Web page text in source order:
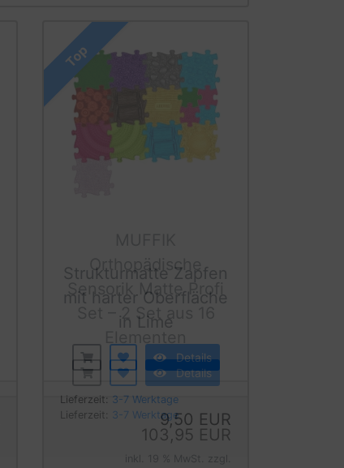
Strukturmatte Zapfen
mit harter Oberfläche
in Lime
Details
Lieferzeit: 3-7 Werktage
9,50 EUR